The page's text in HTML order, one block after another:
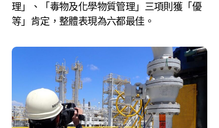
理」、「毒物及化學物質管理」三項則獲「優
等」肯定，整體表現為六都最佳。